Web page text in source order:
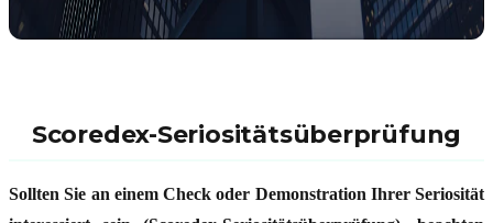
Scoredex-Seriositätsüberprüfung
Sollten Sie an einem Check oder Demonstration Ihrer Seriosität